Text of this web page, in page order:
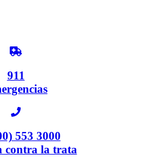
911
553 3000
contra la trata